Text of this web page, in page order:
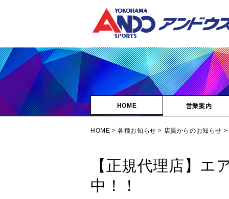
HOME 営業案内
HOME >各種お知らせ > 店員からのお知らせ >
【正規代理店】エ
中！！